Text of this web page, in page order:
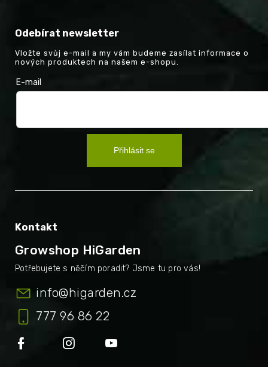
Odebírat newsletter
Vložte svůj e-mail a my vám budeme zasílat informace o
nových produktech na našem e-shopu.
E-mail
Přihlásit se
Kontakt
Growshop HiGarden
info@higarden.cz
777 96 86 22